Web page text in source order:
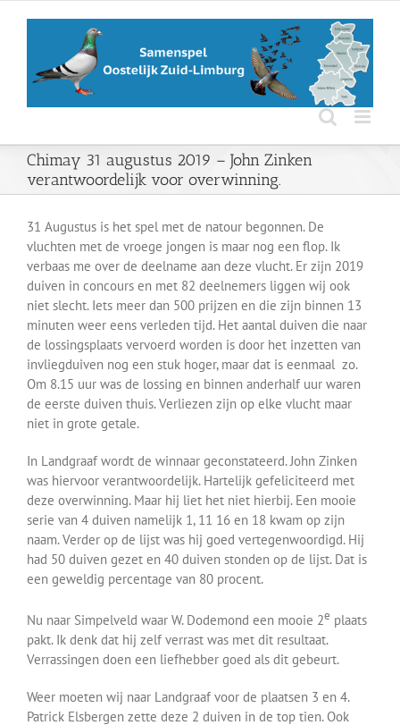
Chimay 31 augustus 2019 – John Zinken
verantwoordelijk voor overwinning.
31 Augustus is het spel met de natour begonnen. De
vluchten met de vroege jongen is maar nog een flop. Ik
verbaas me over de deelname aan deze vlucht. Er zijn 2019
duiven in concours en met 82 deelnemers liggen wij ook
niet slecht. Iets meer dan 500 prijzen en die zijn binnen 13
minuten weer eens verleden tijd. Het aantal duiven die naar
de lossingsplaats vervoerd worden is door het inzetten van
invliegduiven nog een stuk hoger, maar dat is eenmaal zo.
Om 8.15 uur was de lossing en binnen anderhalf uur waren
de eerste duiven thuis. Verliezen zijn op elke vlucht maar
niet in grote getale.
In Landgraaf wordt de winnaar geconstateerd. John Zinken
was hiervoor verantwoordelijk. Hartelijk gefeliciteerd met
deze overwinning. Maar hij liet het niet hierbij. Een mooie
serie van 4 duiven namelijk 1, 11 16 en 18 kwam op zijn
naam. Verder op de lijst was hij goed vertegenwoordigd. Hij
had 50 duiven gezet en 40 duiven stonden op de lijst. Dat is
een geweldig percentage van 80 procent.
Nu naar Simpelveld waar W. Dodemond een mooie 2e plaats
pakt. Ik denk dat hij zelf verrast was met dit resultaat.
Verrassingen doen een liefhebber goed als dit gebeurt.
Weer moeten wij naar Landgraaf voor de plaatsen 3 en 4.
Patrick Elsbergen zette deze 2 duiven in de top tien. Ook